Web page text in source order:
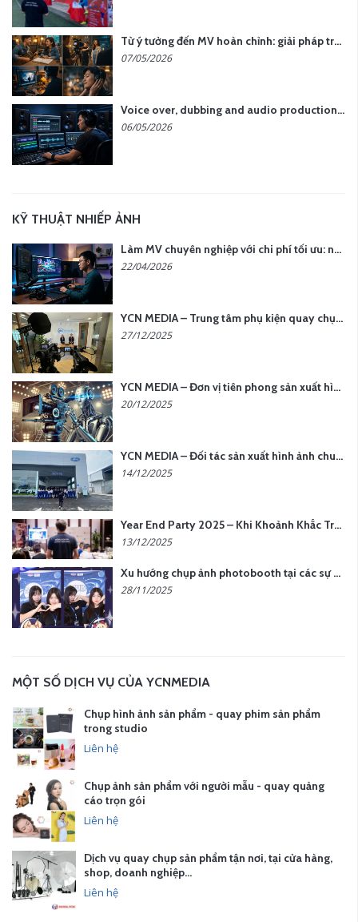
Từ ý tưởng đến MV hoàn chỉnh: giải pháp trọn gói tại YCN Media
07/05/2026
Voice over, dubbing and audio production services in Vietnam for global content
06/05/2026
KỸ THUẬT NHIẾP ẢNH
Làm MV chuyên nghiệp với chi phí tối ưu: nên chọn quay thực tế hay video AI?
22/04/2026
YCN MEDIA – Trung tâm phụ kiện quay chụp tại Hà Nội
27/12/2025
YCN MEDIA – Đơn vị tiên phong sản xuất hình ảnh & âm thanh bằng AI tại Hà Nội
20/12/2025
YCN MEDIA – Đối tác sản xuất hình ảnh chuyên nghiệp cho doanh nghiệp tại Hà Nội
14/12/2025
Year End Party 2025 – Khi Khoảnh Khắc Trở Thành Dấu Ấn | Gói Ưu Đãi Tháng 12 Từ YCN Media
13/12/2025
Xu hướng chụp ảnh photobooth tại các sự kiện hiện nay
28/11/2025
MỘT SỐ DỊCH VỤ CỦA YCNMEDIA
Chụp hình ảnh sản phẩm - quay phim sản phẩm
trong studio
Liên hệ
Chụp ảnh sản phẩm với người mẫu - quay quảng
cáo trọn gói
Liên hệ
Dịch vụ quay chụp sản phẩm tận nơi, tại cửa hàng,
shop, doanh nghiệp…
Liên hệ